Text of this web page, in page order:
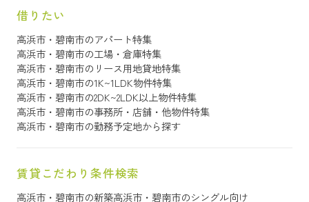
借りたい
高浜市・碧南市のアパート特集
高浜市・碧南市の工場・倉庫特集
高浜市・碧南市のリース用地貸地特集
高浜市・碧南市の1K~1LDK物件特集
高浜市・碧南市の2DK~2LDK以上物件特集
高浜市・碧南市の事務所・店舗・他物件特集
高浜市・碧南市の勤務予定地から探す
賃貸こだわり条件検索
高浜市・碧南市の新築高浜市・碧南市のシングル向け